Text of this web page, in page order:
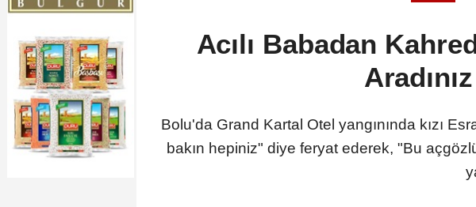
Acılı Babadan
Bolu'da Grand Kartal Otel yangınında kızı
bakın hepiniz" diye feryat ederek, "Bu